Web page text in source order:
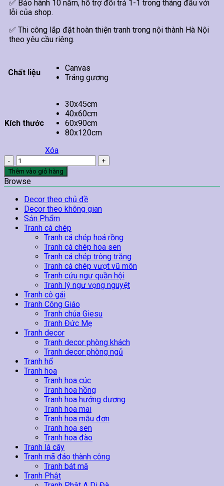
✅ Bảo hành 10 năm, hỗ trợ đổi trả 1-1 trong tháng đầu với
lỗi của shop.
✅ Thi công lắp đặt hoàn thiện tranh trong nội thành Hà Nội
theo yêu cầu riêng.
Chất liệu
Canvas
Tráng gương
Kích thước
30x45cm
40x60cm
60x90cm
80x120cm
Xóa
Tranh
Cô
Gái
Treo
Tường
50
số
lượng
Thêm vào giỏ hàng
Browse
Decor theo chủ đề
Decor theo không gian
Sản Phẩm
Tranh cá chép
Tranh cá chép hoá rồng
Tranh cá chép hoa sen
Tranh cá chép trông trăng
Tranh cá chép vượt vũ môn
Tranh cửu ngư quần hội
Tranh lý ngư vọng nguyệt
Tranh cô gái
Tranh Công Giáo
Tranh chúa Giesu
Tranh Đức Mẹ
Tranh decor
Tranh decor phòng khách
Tranh decor phòng ngủ
Tranh hổ
Tranh hoa
Tranh hoa cúc
Tranh hoa hồng
Tranh hoa hướng dương
Tranh hoa mai
Tranh hoa mẫu đơn
Tranh hoa sen
Tranh hoa đào
Tranh lá cây
Tranh mã đáo thành công
Tranh bát mã
Tranh Phật